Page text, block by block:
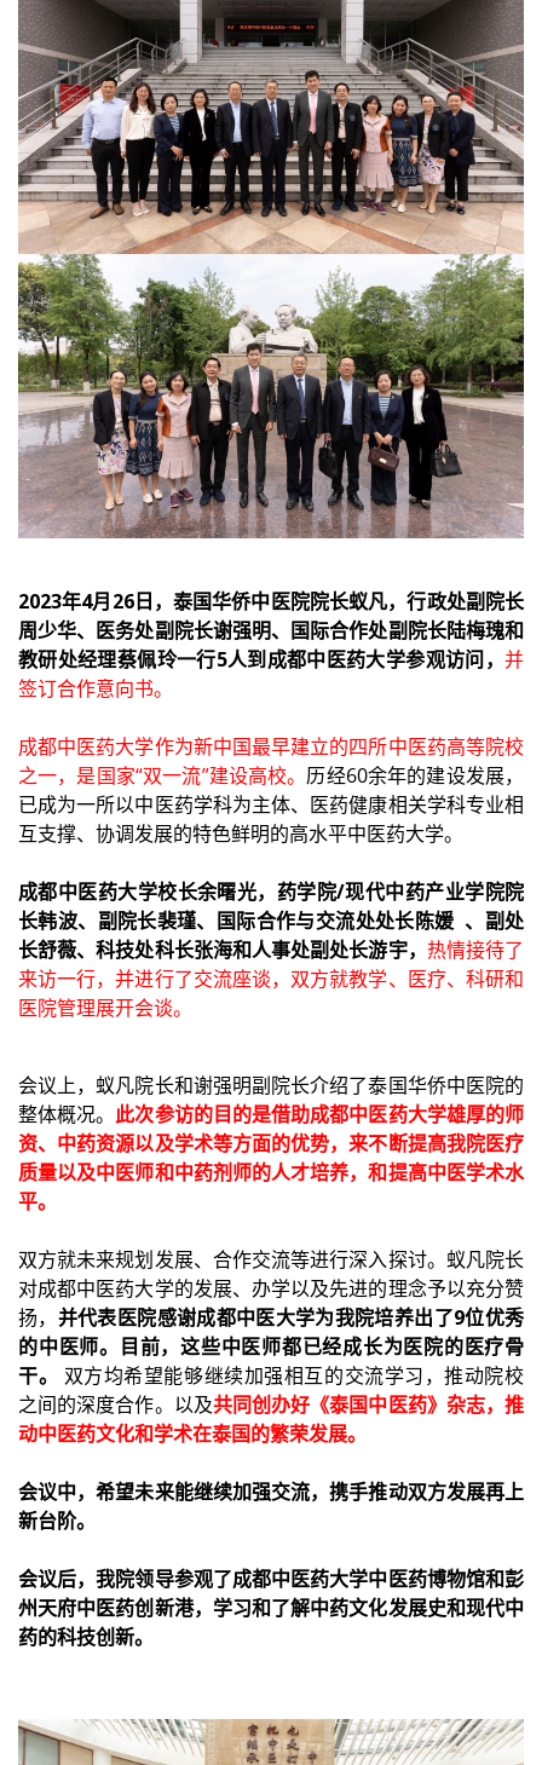
2023年4月26日，泰国华侨中医院院长蚁凡，行政处副院长
周少华、医务处副院长谢强明、国际合作处副院长陆梅瑰和
教研处经理蔡佩玲一行5人到成都中医药大学参观访问， 并
签订合作意向书。
成都中医药大学作为新中国最早建立的四所中医药高等院校
之一，是国家“双一流”建设高校。历经60余年的建设发展，
已成为一所以中医药学科为主体、医药健康相关学科专业相
互支撑、协调发展的特色鲜明的高水平中医药大学。
成都中医药大学校长余曙光，药学院/现代中药产业学院院
长韩波、副院长裴瑾、国际合作与交流处处长陈媛 、副处
长舒薇、科技处科长张海和人事处副处长游宇， 热情接待了
来访一行，并进行了交流座谈，双方就教学、医疗、科研和
医院管理展开会谈。
会议上，蚁凡院长和谢强明副院长介绍了泰国华侨中医院的
整体概况。此次参访的目的是借助成都中医药大学雄厚的师
资、中药资源以及学术等方面的优势，来不断提高我院医疗
质量以及中医师和中药剂师的人才培养，和提高中医学术水
平。
双方就未来规划发展、合作交流等进行深入探讨。蚁凡院长
对成都中医药大学的发展、办学以及先进的理念予以充分赞
扬， 并代表医院感谢成都中医大学为我院培养出了9位优秀
的中医师。目前，这些中医师都已经成长为医院的医疗骨
干。
双方均希望能够继续加强相互的交流学习，推动院校
之间的深度合作。以及共同创办好《泰国中医药》杂志，推
动中医药文化和学术在泰国的繁荣发展。
会议中，希望未来能继续加强交流，携手推动双方发展再上
新台阶。
会议后，我院领导参观了成都中医药大学中医药博物馆和彭
州天府中医药创新港，学习和了解中药文化发展史和现代中
药的科技创新。